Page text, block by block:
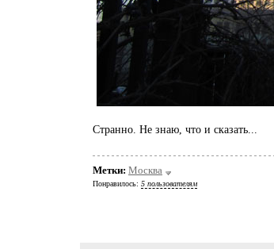
Странно. Не знаю, что и сказать...
Метки: Москва
Понравилось: 5 пользователям